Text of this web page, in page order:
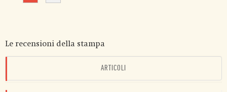
Le recensioni della stampa
ARTICOLI